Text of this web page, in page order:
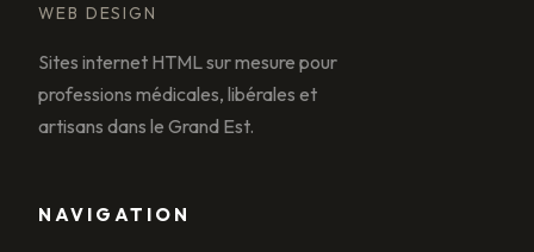
WEB DESIGN
Sites internet HTML sur mesure pour
professions médicales, libérales et
artisans dans le Grand Est.
NAVIGATION